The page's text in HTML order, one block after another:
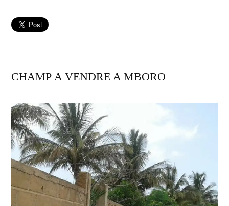
CHAMP A VENDRE A MBORO